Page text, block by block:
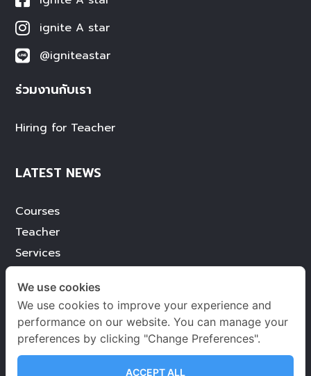
ignite A star
@igniteastar
ร่วมงานกับเรา
Hiring for Teacher
LATEST NEWS
Courses
Teacher
Services
Blog
We use cookies
We use cookies to improve your experience and
performance on our website. You can manage your
preferences by clicking "Change Preferences".
ACCEPT ALL